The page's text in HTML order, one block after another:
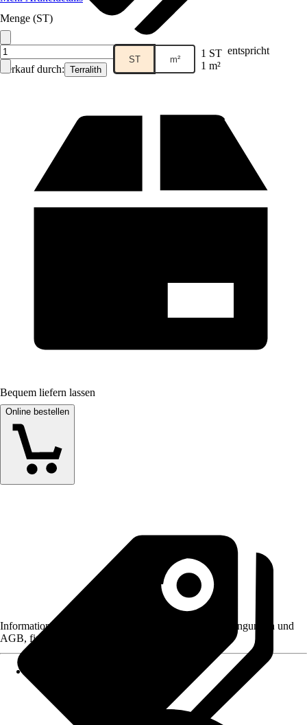
Verkauf durch: Terralith
Menge (ST)
ST m² 1 ST entspricht
1 m²
Bequem liefern lassen
Online bestellen
Informationen des Verkäufers, wie z. B. Rückgabebedingungen und
AGB, finden Sie bei Klick auf den Verkäufernamen.